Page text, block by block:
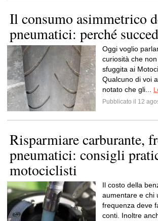
Il consumo asimmetrico
pneumatici: perché
Oggi voglio
curiosità che
sfuggita ai
Qualcuno di voi
notato che gli...
Pubblicato il 12
Risparmiare carburante,
pneumatici: consigli
motociclisti
Il costo della
aumentare e chi
frequenza deve
conti. Inoltre